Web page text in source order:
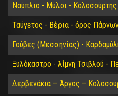
Ναύπλιο - Μύλοι -
Ταΰγετος - Βέρια - όρος
Γούβες (Μεσσηνίας) -
Ξυλόκαστρο - λίμνη Τσιβλού -
Δερβενάκια – Άργος –